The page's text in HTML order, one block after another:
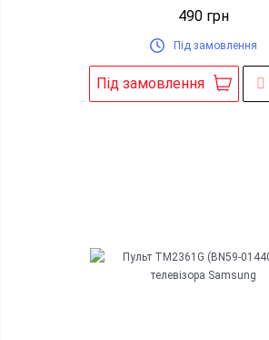
490 грн
Під замовлення
Під замовлення